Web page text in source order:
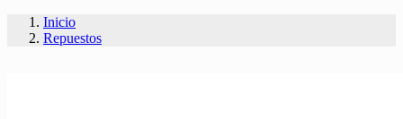
Inicio
Repuestos